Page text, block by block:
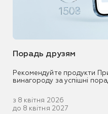
Порадь друзям
Рекомендуйте продукти
винагороду за успішні
з 8 квітня 2026
до 8 квітня 2027